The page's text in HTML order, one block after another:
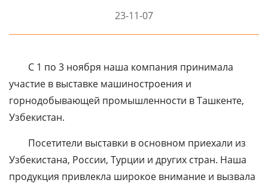
23-11-07
С 1 по 3 ноября наша компания принимала
участие в выставке машиностроения и
горнодобывающей промышленности в Ташкенте,
Узбекистан.
Посетители выставки в основном приехали из
Узбекистана, России, Турции и других стран. Наша
продукция привлекла широкое внимание и вызвала